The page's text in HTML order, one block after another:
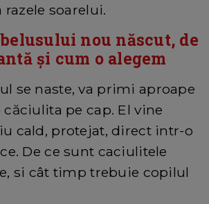
razele soarelui.
nou născut, de
și cum o alegem
se naste, va primi aproape
pe cap. El vine
cald, protejat, direct intr-o
De ce sunt caciulitele
si cât timp trebuie copilul